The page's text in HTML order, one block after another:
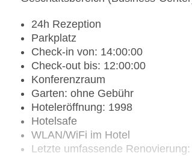
24h Rezeption
Parkplatz
Check-in von: 14:00:00
Check-out bis: 12:00:00
Konferenzraum
Garten: ohne Gebühr
Hoteleröffnung: 1998
Hotelsafe
WLAN/WiFi im Hotel
Letzte umfassende